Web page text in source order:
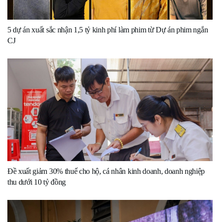
5 dự án xuất sắc nhận 1,5 tỷ kinh phí làm phim từ Dự án phim ngắn
CJ
Đề xuất giảm 30% thuế cho hộ, cá nhân kinh doanh, doanh nghiệp
thu dưới 10 tỷ đồng